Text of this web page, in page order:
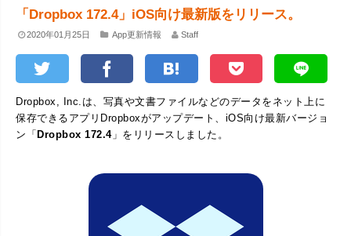
「Dropbox 172.4」iOS向け最新版をリリース。
2020年01月25日 App更新情報 Staff
Dropbox, Inc.は、写真や文書ファイルなどのデータをネット上に
保存できるアプリDropboxがアップデート、iOS向け最新バージョ
ン「Dropbox 172.4」をリリースしました。